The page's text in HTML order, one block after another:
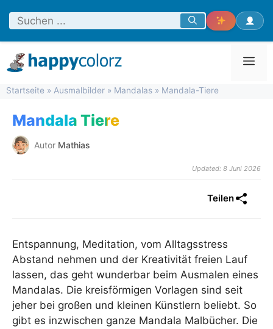
Inhalt
Startseite » Ausmalbilder » Mandalas » Mandala-Tiere
Mandala Tiere
Autor Mathias
Updated: 8 Juni 2026
Teilen
Entspannung, Meditation, vom Alltagsstress
Abstand nehmen und der Kreativität freien Lauf
lassen, das geht wunderbar beim Ausmalen eines
Mandalas. Die kreisförmigen Vorlagen sind seit
jeher bei großen und kleinen Künstlern beliebt. So
gibt es inzwischen ganze Mandala Malbücher. Die